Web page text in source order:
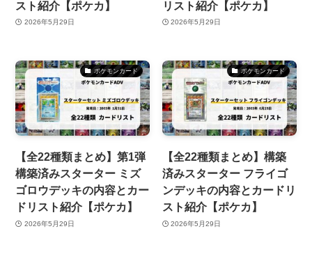
スト紹介【ポケカ】
2026年5月29日
リスト紹介【ポケカ】
2026年5月29日
ポケモンカード
【全22種類まとめ】第1弾
構築済みスターター ミズ
ゴロウデッキの内容とカー
ドリスト紹介【ポケカ】
2026年5月29日
ポケモンカード
【全22種類まとめ】構築
済みスターター フライゴ
ンデッキの内容とカードリ
スト紹介【ポケカ】
2026年5月29日